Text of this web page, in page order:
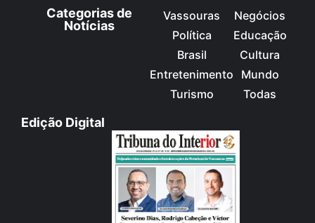
Categorias de
Notícias
Vassouras
Política
Brasil
Entretenimento
Turismo
Negócios
Educação
Cultura
Mundo
Todas
Edição Digital